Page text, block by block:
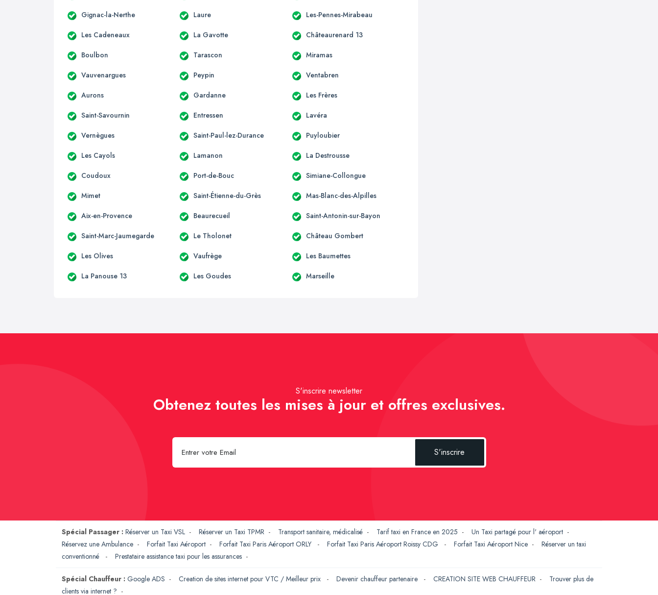
Gignac-la-Nerthe Laure Les-Pennes-Mirabeau
Les Cadeneaux La Gavotte Châteaurenard 13
Boulbon Tarascon Miramas
Vauvenargues Peypin Ventabren
Aurons Gardanne Les Frères
Saint-Savournin Entressen Lavéra
Vernègues Saint-Paul-lez-Durance Puyloubier
Les Cayols Lamanon La Destrousse
Coudoux Port-de-Bouc Simiane-Collongue
Mimet Saint-Étienne-du-Grès Mas-Blanc-des-Alpilles
Aix-en-Provence Beaurecueil Saint-Antonin-sur-Bayon
Saint-Marc-Jaumegarde Le Tholonet Château Gombert
Les Olives Vaufrège Les Baumettes
La Panouse 13 Les Goudes Marseille
S'inscrire newsletter
Obtenez toutes les mises à jour et offres exclusives.
S'inscrire
Spécial Passager : Réserver un Taxi VSL - Réserver un Taxi TPMR - Transport sanitaire, médicalisé - Tarif taxi en France en 2025 - Un Taxi partagé pour l' aéroport -
Réservez une Ambulance - Forfait Taxi Aéroport - Forfait Taxi Paris Aéroport ORLY - Forfait Taxi Paris Aéroport Roissy CDG - Forfait Taxi Aéroport Nice - Réserver un taxi
conventionné
- Prestataire assistance taxi pour les assurances -
Spécial Chauffeur : Google ADS - Creation de sites internet pour VTC / Meilleur prix - Devenir chauffeur partenaire - CREATION SITE WEB CHAUFFEUR - Trouver plus de
clients via internet ? -